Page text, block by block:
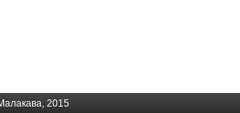
2015